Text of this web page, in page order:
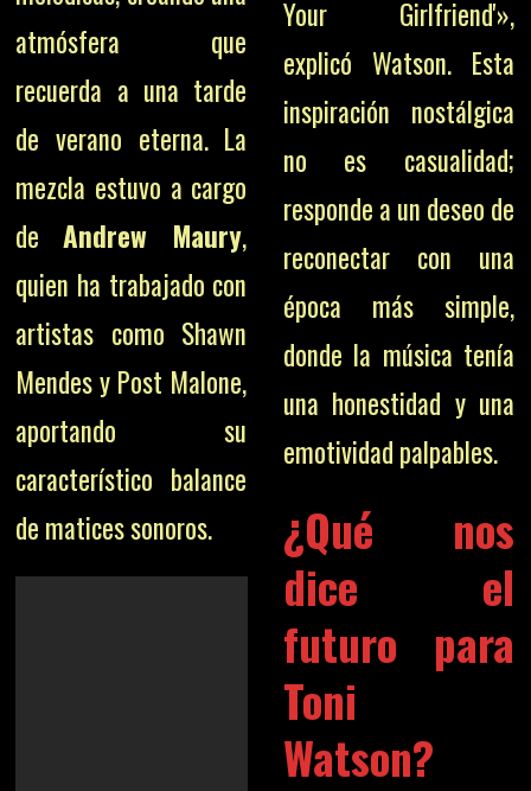
atmósfera que
recuerda a una tarde
de verano eterna. La
mezcla estuvo a cargo
deAndrew Maury,
quien ha trabajado con
artistas como Shawn
Mendes y Post Malone,
aportando su
característico balance
de matices sonoros.
Your Girlfriend'»,
explicó Watson. Esta
inspiración nostálgica
no es casualidad;
responde a un deseo de
reconectar con una
época más simple,
donde la música tenía
una honestidad y una
emotividad palpables.
¿Qué nos
dice el
futuro para
Toni
Watson?